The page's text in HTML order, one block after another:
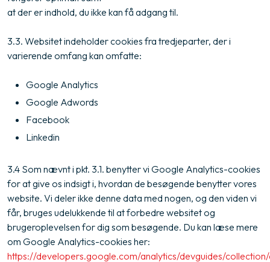
at der er indhold, du ikke kan få adgang til.
3.3. Websitet indeholder cookies fra tredjeparter, der i
varierende omfang kan omfatte:
Google Analytics
Google Adwords
Facebook
Linkedin
3.4 Som nævnt i pkt. 3.1. benytter vi Google Analytics-cookies
for at give os indsigt i, hvordan de besøgende benytter vores
website. Vi deler ikke denne data med nogen, og den viden vi
får, bruges udelukkende til at forbedre websitet og
brugeroplevelsen for dig som besøgende. Du kan læse mere
om Google Analytics-cookies her:
https://developers.google.com/analytics/devguides/